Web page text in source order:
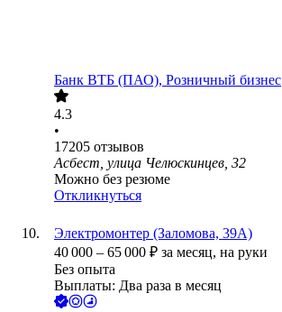
Банк ВТБ (ПАО), Розничный бизнес
4.3
•
17205 отзывов
Асбест, улица Челюскинцев, 32
Можно без резюме
Откликнуться
Электромонтер (Заломова, 39А)
40 000 – 65 000 ₽ за месяц, на руки
Без опыта
Выплаты: Два раза в месяц